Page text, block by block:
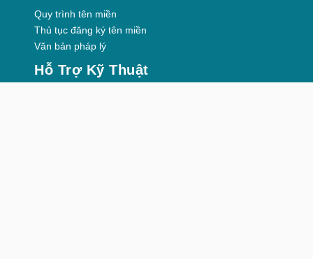
Quy trình tên miền
Thủ tục đăng ký tên miền
Văn bản pháp lý
Hỗ Trợ Kỹ Thuật